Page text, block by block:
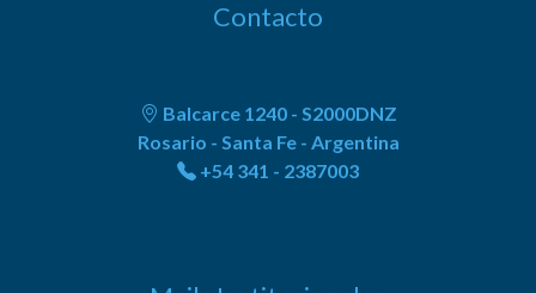
Contacto
Balcarce 1240 - S2000DNZ
Rosario - Santa Fe - Argentina
+54 341 - 2387003